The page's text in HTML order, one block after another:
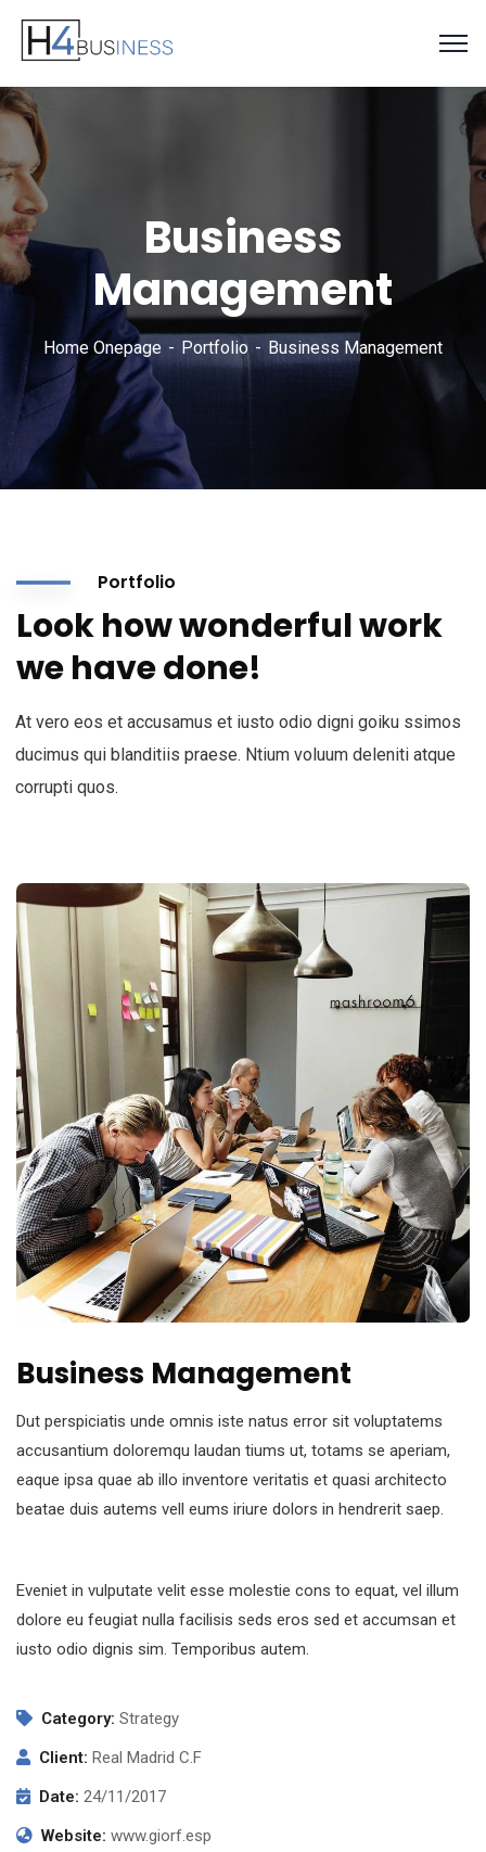
Business
Management
Home Onepage Portfolio Business Management
Portfolio
Look how wonderful work
we have done!
At vero eos et accusamus et iusto odio digni goiku ssimos
ducimus qui blanditiis praese. Ntium voluum deleniti atque
corrupti quos.
Business Management
Dut perspiciatis unde omnis iste natus error sit voluptatems
accusantium doloremqu laudan tiums ut, totams se aperiam,
eaque ipsa quae ab illo inventore veritatis et quasi architecto
beatae duis autems vell eums iriure dolors in hendrerit saep.
Eveniet in vulputate velit esse molestie cons to equat, vel illum
dolore eu feugiat nulla facilisis seds eros sed et accumsan et
iusto odio dignis sim. Temporibus autem.
Category: Strategy
Client: Real Madrid C.F
Date: 24/11/2017
Website: www.giorf.esp